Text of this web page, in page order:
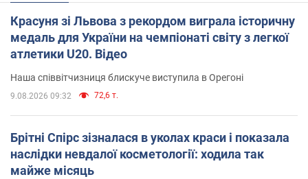
Красуня зі Львова з рекордом виграла історичну
медаль для України на чемпіонаті світу з легкої
атлетики U20. Відео
Наша співвітчизниця блискуче виступила в Орегоні
9.08.2026 09:32 72,6 т.
Брітні Спірс зізналася в уколах краси і показала
наслідки невдалої косметології: ходила так
майже місяць